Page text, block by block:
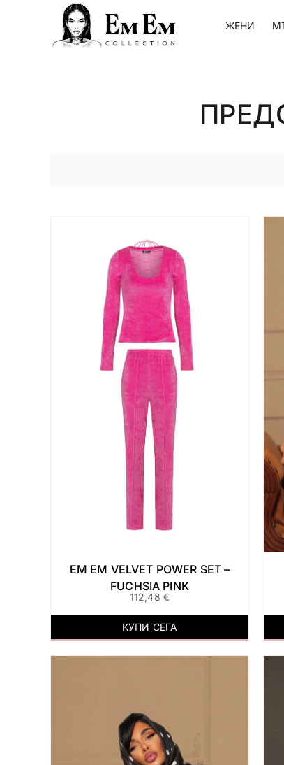
ЖЕНИ
EM EM VELVET POWER SET –
FUCHSIA PINK
112,48 €
КУПИ СЕГА